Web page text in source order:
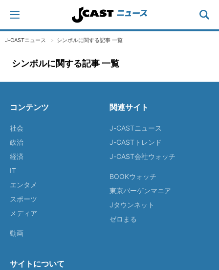
J-CASTニュース シンボルに関する記事 一覧
シンボルに関する記事 一覧
コンテンツ
社会
政治
経済
IT
エンタメ
スポーツ
メディア
動画
関連サイト
J-CASTニュース
J-CASTトレンド
J-CAST会社ウォッチ
BOOKウォッチ
東京バーゲンマニア
Jタウンネット
ゼロまる
サイトについて